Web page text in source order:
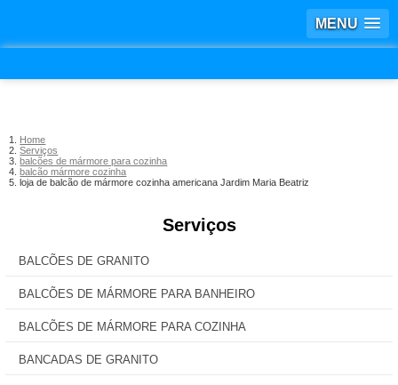
MENU
Home
Serviços
balcões de mármore para cozinha
balcão mármore cozinha
loja de balcão de mármore cozinha americana Jardim Maria Beatriz
Serviços
BALCÕES DE GRANITO
BALCÕES DE MÁRMORE PARA BANHEIRO
BALCÕES DE MÁRMORE PARA COZINHA
BANCADAS DE GRANITO